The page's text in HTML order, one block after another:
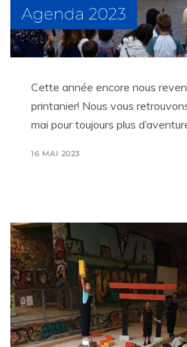
Cette année encore nous
printanier! Nous vous
mai pour toujours plus
16 MAI 2023